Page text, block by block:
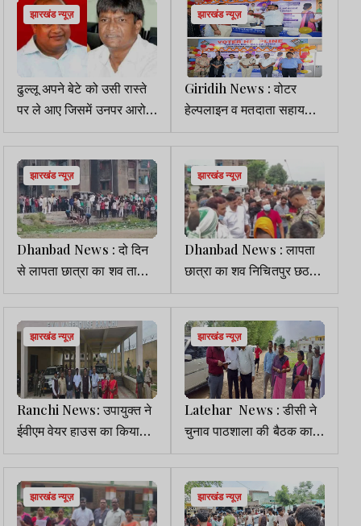
झारखंड न्यूज़
ढुल्लू अपने बेटे को उसी रास्ते
पर ले आए जिसमें उनपर आरोप
लगते रहे हैं : अरूप चटर्जी
झारखंड न्यूज़
Giridih News : वोटर
हेल्पलाइन व मतदाता सहायता
केंद्र का हुआ उद्घाटन
झारखंड न्यूज़
Dhanbad News : दो दिन
से लापता छात्रा का शव तालाब
से मिला,जांच में जुटी पुलिस
झारखंड न्यूज़
Dhanbad News : लापता
छात्रा का शव निचितपुर छठ
तालाब से बरामद, जांच में जुटी
पुलिस
झारखंड न्यूज़
Ranchi News: उपायुक्त ने
ईवीएम वेयर हाउस का किया
निरीक्षण
झारखंड न्यूज़
Latehar News : डीसी ने
चुनाव पाठशाला की बैठक का
निरीक्षण किया
झारखंड न्यूज़ झारखंड न्यूज़